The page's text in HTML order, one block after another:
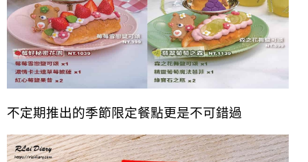
不定期推出的季節限定餐點更是不可錯過